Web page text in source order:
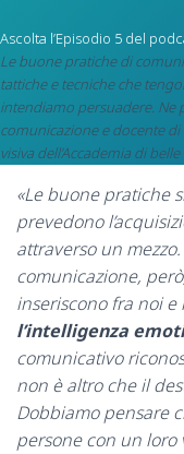
Ascolta l’Episodio 5 del
Le buone pratiche di
tattiche e tecniche che
intendiamo persuadere. Ne
comunicazione e docente
visiva dell’Accademia di
«Le buone pratiche
prevedono
attraverso un
comunicazione,
inseriscono fra noi
l’intelligenza
comunicativo
non è altro che il
Dobbiamo pensare
persone con un loro